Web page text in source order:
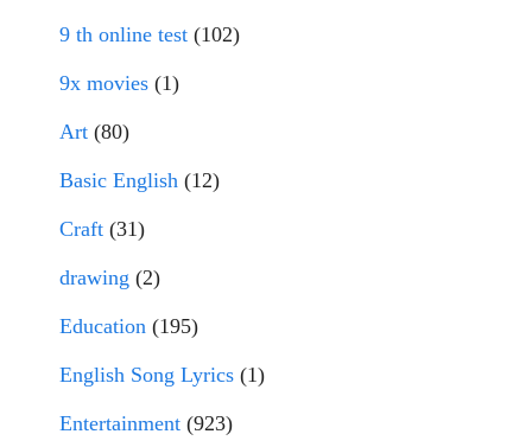
9 th online test (102)
9x movies (1)
Art (80)
Basic English (12)
Craft (31)
drawing (2)
Education (195)
English Song Lyrics (1)
Entertainment (923)